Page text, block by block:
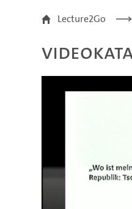
„Wo ist
Lecture2Go